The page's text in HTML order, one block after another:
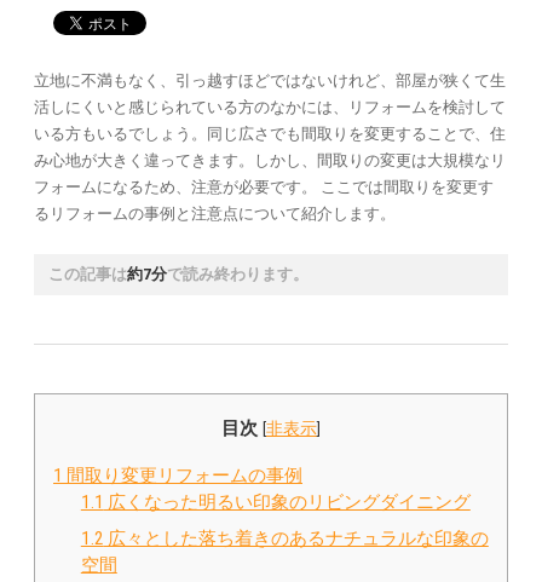
立地に不満もなく、引っ越すほどではないけれど、部屋が狭くて生
活しにくいと感じられている方のなかには、リフォームを検討して
いる方もいるでしょう。同じ広さでも間取りを変更することで、住
み心地が大きく違ってきます。しかし、間取りの変更は大規模なリ
フォームになるため、注意が必要です。 ここでは間取りを変更す
るリフォームの事例と注意点について紹介します。
この記事は約7分で読み終わります。
目次 [非表示]
1 間取り変更リフォームの事例
1.1 広くなった明るい印象のリビングダイニング
1.2 広々とした落ち着きのあるナチュラルな印象の
空間